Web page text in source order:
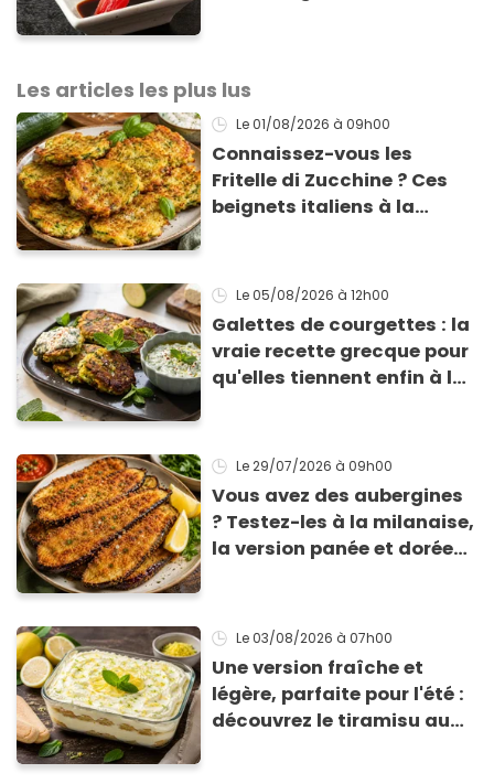
Les articles les plus lus
Le 01/08/2026 à 09h00
Connaissez-vous les
Fritelle di Zucchine ? Ces
beignets italiens à la
Le 05/08/2026 à 12h00
Galettes de courgettes : la
vraie recette grecque pour
qu'elles tiennent enfin à la
Le 29/07/2026 à 09h00
Vous avez des aubergines
? Testez-les à la milanaise,
la version panée et dorée
Le 03/08/2026 à 07h00
Une version fraîche et
légère, parfaite pour l'été :
découvrez le tiramisu au